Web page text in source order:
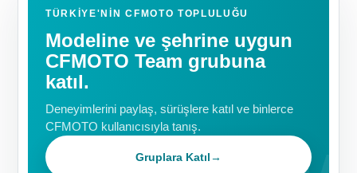
TÜRKIYE'NIN CFMOTO TOPLULUĞU
Modeline ve şehrine uygun
CFMOTO Team grubuna
katıl.
Deneyimlerini paylaş, sürüşlere katıl ve binlerce
CFMOTO kullanıcısıyla tanış.
Gruplara Katıl→